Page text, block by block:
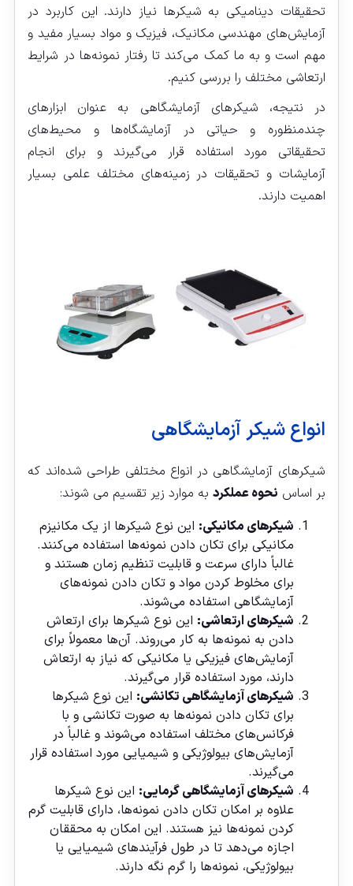
تحقیقات دینامیکی به شیکرها نیاز دارند. این کاربرد در
آزمایش‌های مهندسی مکانیک، فیزیک و مواد بسیار مفید و
مهم است و به ما کمک می‌کند تا رفتار نمونه‌ها در شرایط
ارتعاشی مختلف را بررسی کنیم.
در نتیجه، شیکرهای آزمایشگاهی به عنوان ابزارهای
چندمنظوره و حیاتی در آزمایشگاه‌ها و محیط‌های
تحقیقاتی مورد استفاده قرار می‌گیرند و برای انجام
آزمایشات و تحقیقات در زمینه‌های مختلف علمی بسیار
اهمیت دارند.
انواع شیکر آزمایشگاهی
شیکرهای آزمایشگاهی در انواع مختلفی طراحی شده‌اند که
بر اساس نحوه عملکرد به موارد زیر تقسیم می شوند:
شیکرهای مکانیکی: این نوع شیکرها از یک مکانیزم
مکانیکی برای تکان دادن نمونه‌ها استفاده می‌کنند.
غالباً دارای سرعت و قابلیت تنظیم زمان هستند و
برای مخلوط کردن مواد و تکان دادن نمونه‌های
آزمایشگاهی استفاده می‌شوند.
شیکرهای ارتعاشی: این نوع شیکرها برای ارتعاش
دادن به نمونه‌ها به کار می‌روند. آن‌ها معمولاً برای
آزمایش‌های فیزیکی یا مکانیکی که نیاز به ارتعاش
دارند، مورد استفاده قرار می‌گیرند.
شیکرهای آزمایشگاهی تکانشی: این نوع شیکرها
برای تکان دادن نمونه‌ها به صورت تکانشی و با
فرکانس‌های مختلف استفاده می‌شوند و غالباً در
آزمایش‌های بیولوژیکی و شیمیایی مورد استفاده قرار
می‌گیرند.
شیکرهای آزمایشگاهی گرمایی: این نوع شیکرها
علاوه بر امکان تکان دادن نمونه‌ها، دارای قابلیت گرم
کردن نمونه‌ها نیز هستند. این امکان به محققان
اجازه می‌دهد تا در طول فرآیندهای شیمیایی یا
بیولوژیکی، نمونه‌ها را گرم نگه دارند.